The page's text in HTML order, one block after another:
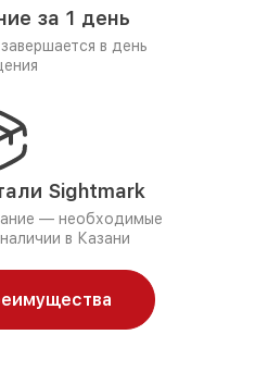
за 1 день
в день
Sightmark
— необходимые
в Казани